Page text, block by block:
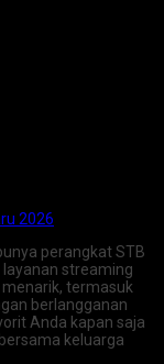
2026
perangkat STB
layanan streaming
termasuk
berlangganan
Anda kapan saja
keluarga